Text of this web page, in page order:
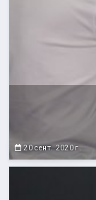
20 сент. 2020 г.